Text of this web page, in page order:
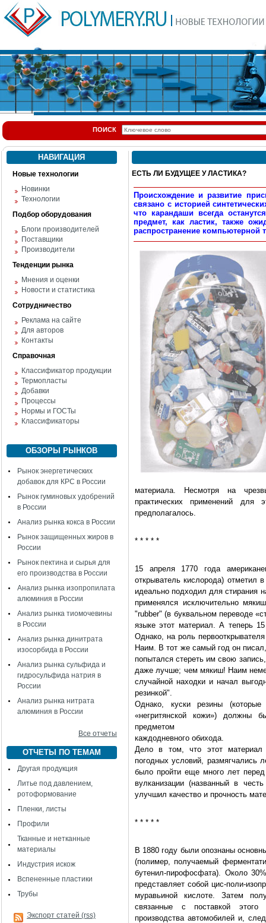
ПОИСК
НАВИГАЦИЯ
Новые технологии
Новинки
Технологии
Подбор оборудования
Блоги производителей
Поставщики
Производители
Тенденции рынка
Мнения и оценки
Новости и статистика
Сотрудничество
Реклама на сайте
Для авторов
Контакты
Справочная
Классификатор продукции
Термопласты
Добавки
Процессы
Нормы и ГОСТы
Классификаторы
ОБЗОРЫ РЫНКОВ
Рынок энергетических
добавок для КРС в России
Рынок гуминовых удобрений
в России
Анализ рынка кокса в России
Рынок защищенных жиров в
России
Рынок пектина и сырья для
его производства в России
Анализ рынка изопропилата
алюминия в России
Анализ рынка тиомочевины
в России
Анализ рынка динитрата
изосорбида в России
Анализ рынка сульфида и
гидросульфида натрия в
России
Анализ рынка нитрата
алюминия в России
Все отчеты
ОТЧЕТЫ ПО ТЕМАМ
Другая продукция
Литье под давлением,
ротоформование
Пленки, листы
Профили
Тканные и нетканные
материалы
Индустрия искож
Вспененные пластики
Трубы
Экспорт статей (rss)
ЕСТЬ ЛИ БУДУЩЕЕ У ЛАСТИКА?
Происхождение и развитие
связано с историей
что карандаши всегда
предмет, как ластик, также
распространение компьютерной
материала. Несмотря на
практических применений
предполагалось.
* * * * *
15 апреля 1770 года
открыватель кислорода) отметил
идеально подходил для стирания
применялся исключительно
"rubber" (в буквальном переводе
языке этот материал. А теперь
Однако, на роль
Наим. В тот же самый год он
попытался стереть им свою
даже лучше; чем мякиш! Наим
случайной находки и начал
резинкой".
Однако, куски резины
«негритянской кожи») должны
предметом
каждодневного обихода.
Дело в том, что этот материал
погодных условий, размягчались
было пройти еще много лет
вулканизации (названный в
улучшил качество и прочность
* * * * *
В 1880 году были опознаны
(полимер, получаемый
бутенил-пирофосфата). Около
представляет собой цис-поли-
муравьиной кислоте. Затем
связанные с поставкой этого
производства автомобилей и,